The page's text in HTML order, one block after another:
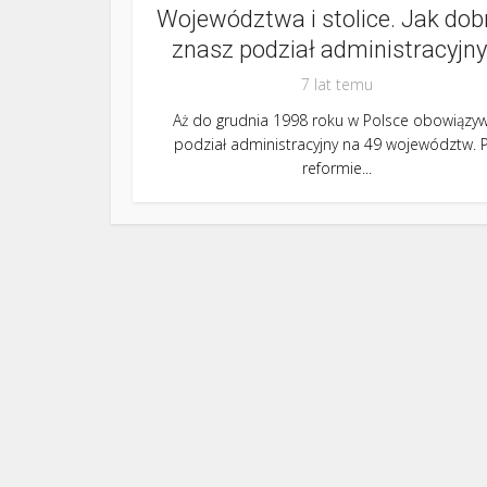
Województwa i stolice. Jak
znasz podział
7 lat temu
Aż do grudnia 1998 roku w Polsce
podział administracyjny na 49 województw.
reformie...